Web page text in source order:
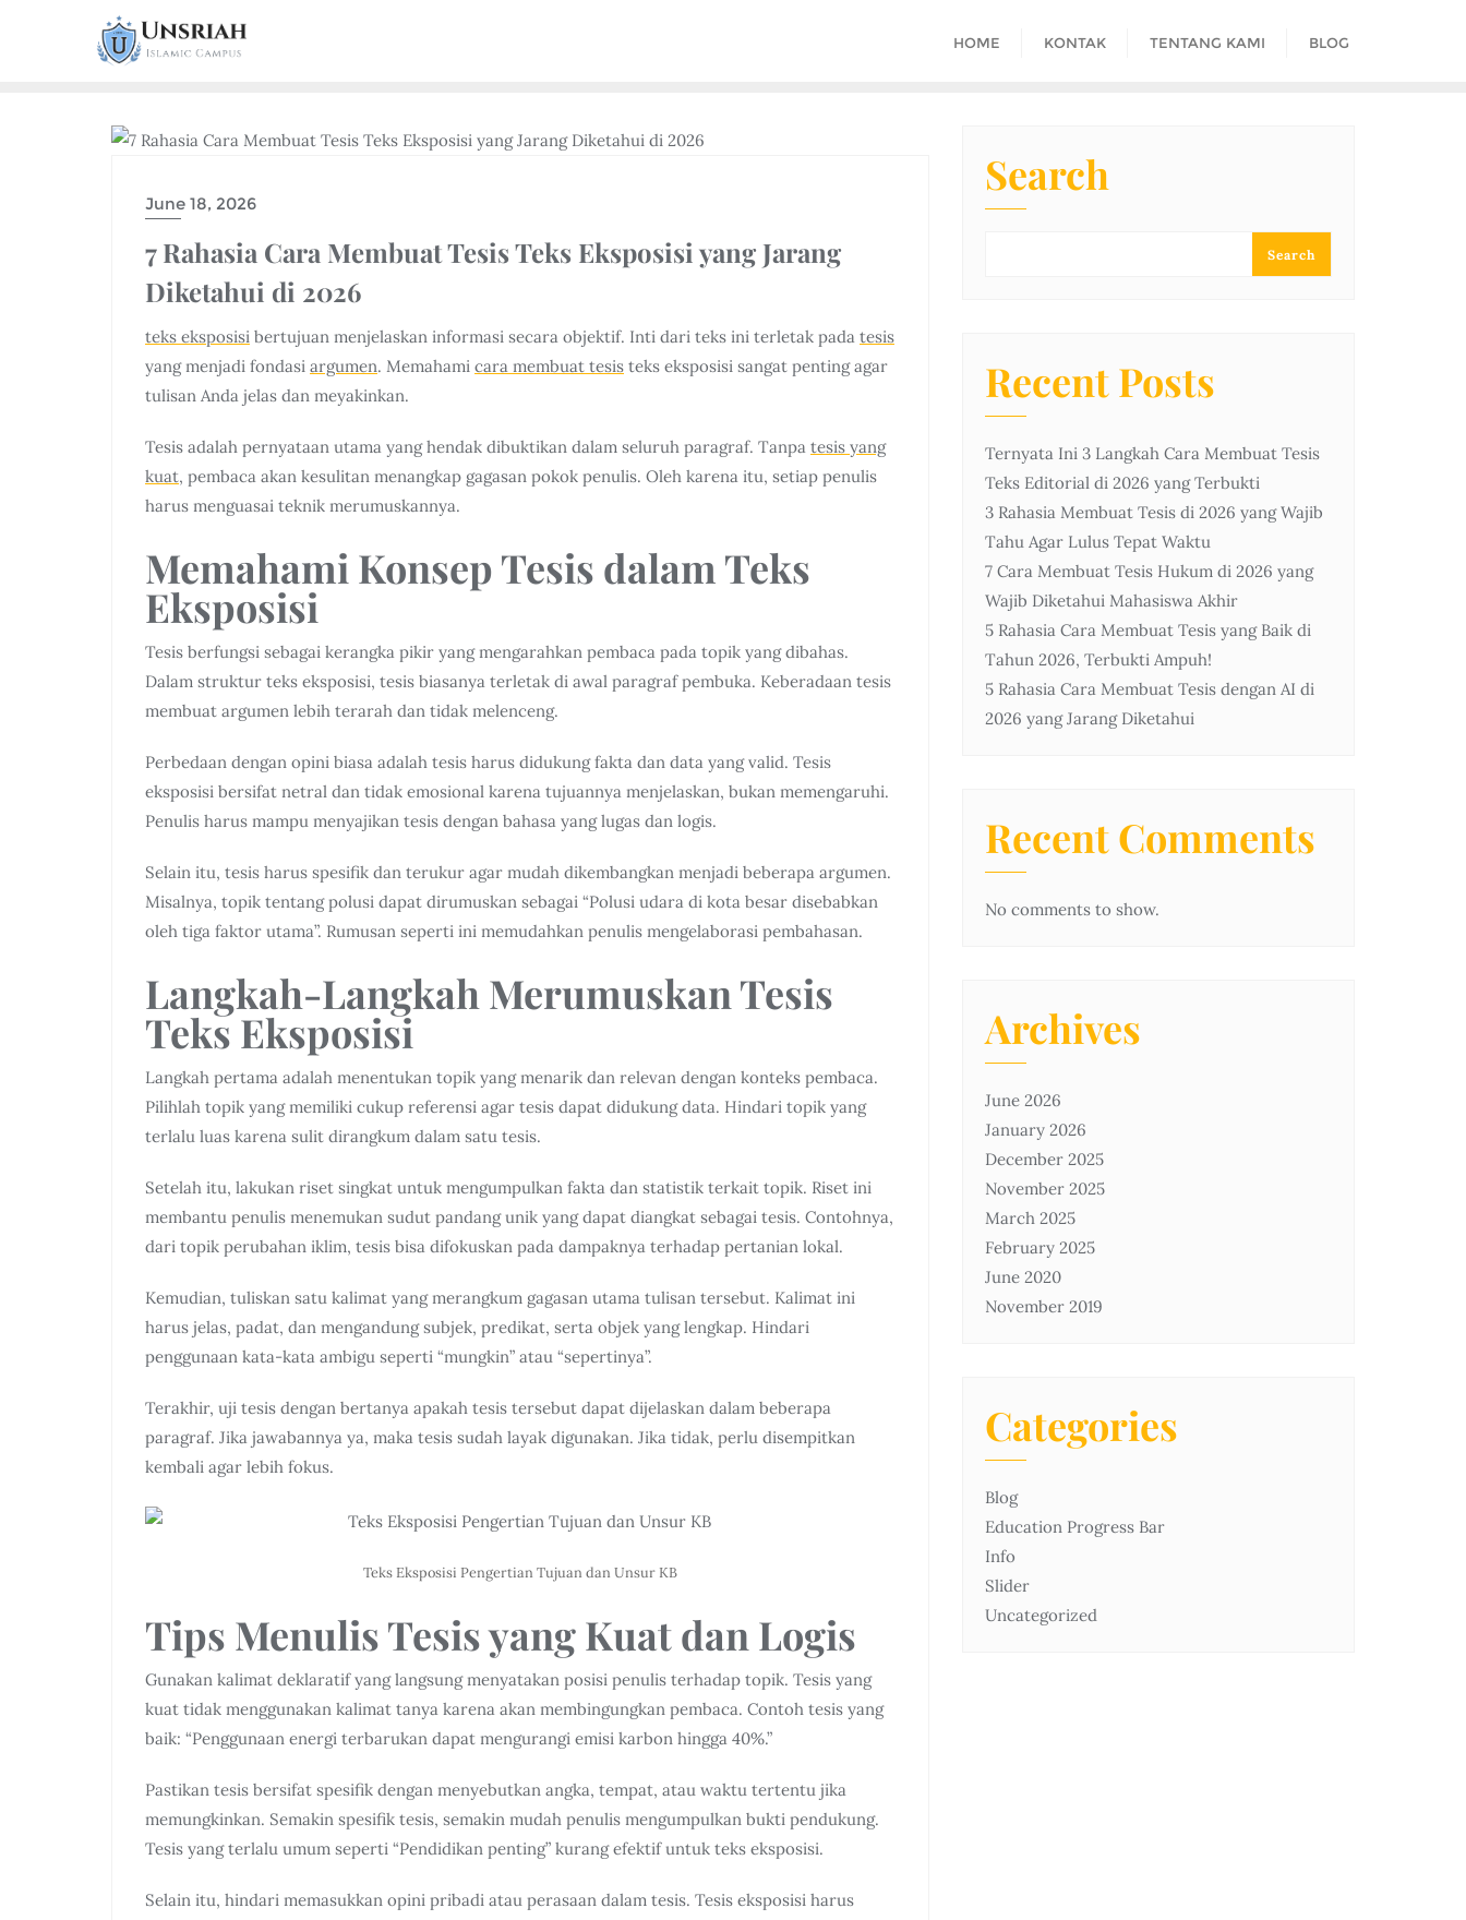
HOME KONTAK TENTANG KAMI BLOG
June 18, 2026
7 Rahasia Cara Membuat Tesis Teks Eksposisi yang Jarang
Diketahui di 2026
teks eksposisi bertujuan menjelaskan informasi secara objektif. Inti dari teks ini terletak pada tesis
yang menjadi fondasi argumen. Memahami cara membuat tesis teks eksposisi sangat penting agar
tulisan Anda jelas dan meyakinkan.
Tesis adalah pernyataan utama yang hendak dibuktikan dalam seluruh paragraf. Tanpa tesis yang
kuat, pembaca akan kesulitan menangkap gagasan pokok penulis. Oleh karena itu, setiap penulis
harus menguasai teknik merumuskannya.
Memahami Konsep Tesis dalam Teks
Eksposisi
Tesis berfungsi sebagai kerangka pikir yang mengarahkan pembaca pada topik yang dibahas.
Dalam struktur teks eksposisi, tesis biasanya terletak di awal paragraf pembuka. Keberadaan tesis
membuat argumen lebih terarah dan tidak melenceng.
Perbedaan dengan opini biasa adalah tesis harus didukung fakta dan data yang valid. Tesis
eksposisi bersifat netral dan tidak emosional karena tujuannya menjelaskan, bukan memengaruhi.
Penulis harus mampu menyajikan tesis dengan bahasa yang lugas dan logis.
Selain itu, tesis harus spesifik dan terukur agar mudah dikembangkan menjadi beberapa argumen.
Misalnya, topik tentang polusi dapat dirumuskan sebagai “Polusi udara di kota besar disebabkan
oleh tiga faktor utama”. Rumusan seperti ini memudahkan penulis mengelaborasi pembahasan.
Langkah-Langkah Merumuskan Tesis
Teks Eksposisi
Langkah pertama adalah menentukan topik yang menarik dan relevan dengan konteks pembaca.
Pilihlah topik yang memiliki cukup referensi agar tesis dapat didukung data. Hindari topik yang
terlalu luas karena sulit dirangkum dalam satu tesis.
Setelah itu, lakukan riset singkat untuk mengumpulkan fakta dan statistik terkait topik. Riset ini
membantu penulis menemukan sudut pandang unik yang dapat diangkat sebagai tesis. Contohnya,
dari topik perubahan iklim, tesis bisa difokuskan pada dampaknya terhadap pertanian lokal.
Kemudian, tuliskan satu kalimat yang merangkum gagasan utama tulisan tersebut. Kalimat ini
harus jelas, padat, dan mengandung subjek, predikat, serta objek yang lengkap. Hindari
penggunaan kata-kata ambigu seperti “mungkin” atau “sepertinya”.
Terakhir, uji tesis dengan bertanya apakah tesis tersebut dapat dijelaskan dalam beberapa
paragraf. Jika jawabannya ya, maka tesis sudah layak digunakan. Jika tidak, perlu disempitkan
kembali agar lebih fokus.
Teks Eksposisi Pengertian Tujuan dan Unsur KB
Tips Menulis Tesis yang Kuat dan Logis
Gunakan kalimat deklaratif yang langsung menyatakan posisi penulis terhadap topik. Tesis yang
kuat tidak menggunakan kalimat tanya karena akan membingungkan pembaca. Contoh tesis yang
baik: “Penggunaan energi terbarukan dapat mengurangi emisi karbon hingga 40%.”
Pastikan tesis bersifat spesifik dengan menyebutkan angka, tempat, atau waktu tertentu jika
memungkinkan. Semakin spesifik tesis, semakin mudah penulis mengumpulkan bukti pendukung.
Tesis yang terlalu umum seperti “Pendidikan penting” kurang efektif untuk teks eksposisi.
Selain itu, hindari memasukkan opini pribadi atau perasaan dalam tesis. Tesis eksposisi harus
Search
Search
Recent Posts
Ternyata Ini 3 Langkah Cara Membuat Tesis
Teks Editorial di 2026 yang Terbukti
3 Rahasia Membuat Tesis di 2026 yang Wajib
Tahu Agar Lulus Tepat Waktu
7 Cara Membuat Tesis Hukum di 2026 yang
Wajib Diketahui Mahasiswa Akhir
5 Rahasia Cara Membuat Tesis yang Baik di
Tahun 2026, Terbukti Ampuh!
5 Rahasia Cara Membuat Tesis dengan AI di
2026 yang Jarang Diketahui
Recent Comments
No comments to show.
Archives
June 2026
January 2026
December 2025
November 2025
March 2025
February 2025
June 2020
November 2019
Categories
Blog
Education Progress Bar
Info
Slider
Uncategorized